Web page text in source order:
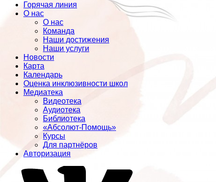
Горячая линия
О нас
О нас
Команда
Наши достижения
Наши услуги
Новости
Карта
Календарь
Оценка инклюзивности школ
Медиатека
Видеотека
Аудиотека
Библиотека
«Абсолют-Помощь»
Курсы
Для партнёров
Авторизация